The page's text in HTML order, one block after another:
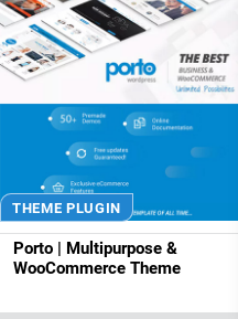
THEME PLUGIN
Porto | Multipurpose &
WooCommerce Theme